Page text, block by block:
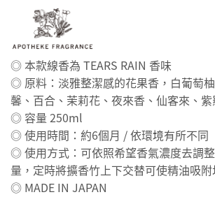
◎ 本款線香為 TEARS RAIN 香味
◎ 原料：淡雅整潔感的花果香，白葡萄
馨、百合、茉莉花、夜來香、仙客來、
◎ 容量 250ml
◎ 使用時間：約6個月 / 依環境有所不同
◎ 使用方式：可依照希望香氣濃度去調
量，定時將擴香竹上下交替可使精油吸附
◎ MADE IN JAPAN